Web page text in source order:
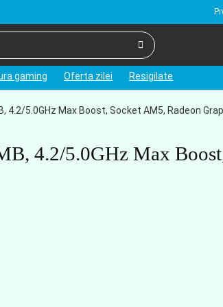
gaming Oferta zilei Resigilate
4.2/5.0GHz Max Boost, Socket AM5, Radeon
4.2/5.0GHz Max